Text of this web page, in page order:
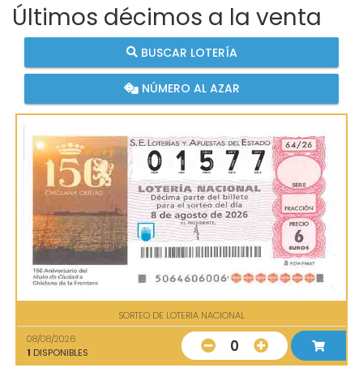
Últimos décimos a la venta
BUSCAR LOTERÍA
NÚMERO AL AZAR
SORTEO DE LOTERIA NACIONAL
08/08/2026
1 DISPONIBLES 0